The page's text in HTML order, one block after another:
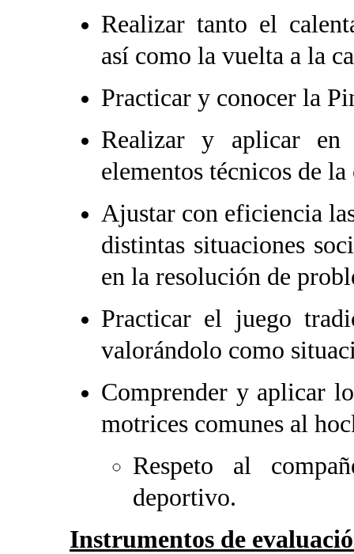
Realizar tanto el
así como la vuelta a la
Practicar y conocer la
Realizar y aplicar en
elementos técnicos de
Ajustar con eficiencia
distintas situaciones
en la resolución de
Practicar el juego
valorándolo como
Comprender y aplicar
motrices comunes al
Respeto al
deportivo.
Instrumentos de